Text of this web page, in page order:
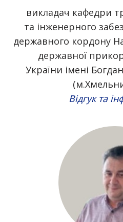
викладач кафедри
та інженерного
державного кордону
державної
України імені
Відгук та